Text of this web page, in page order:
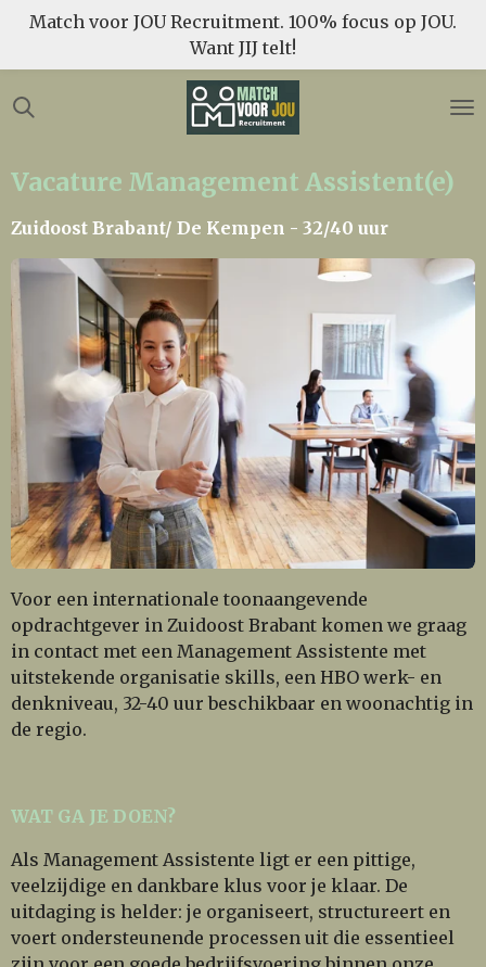
Ga
naar
de
Match voor JOU Recruitment. 100% focus op JOU.
Want JIJ telt!
Vacature Management Assistent(e)
Zuidoost Brabant/ De Kempen - 32/40 uur
Voor een internationale toonaangevende
opdrachtgever in Zuidoost Brabant komen we graag
in contact met een Management Assistente met
uitstekende organisatie skills, een HBO werk- en
denkniveau, 32-40 uur beschikbaar en woonachtig in
de regio.
WAT GA JE DOEN?
Als Management Assistente ligt er een pittige,
veelzijdige en dankbare klus voor je klaar. De
uitdaging is helder: je organiseert, structureert en
voert ondersteunende processen uit die essentieel